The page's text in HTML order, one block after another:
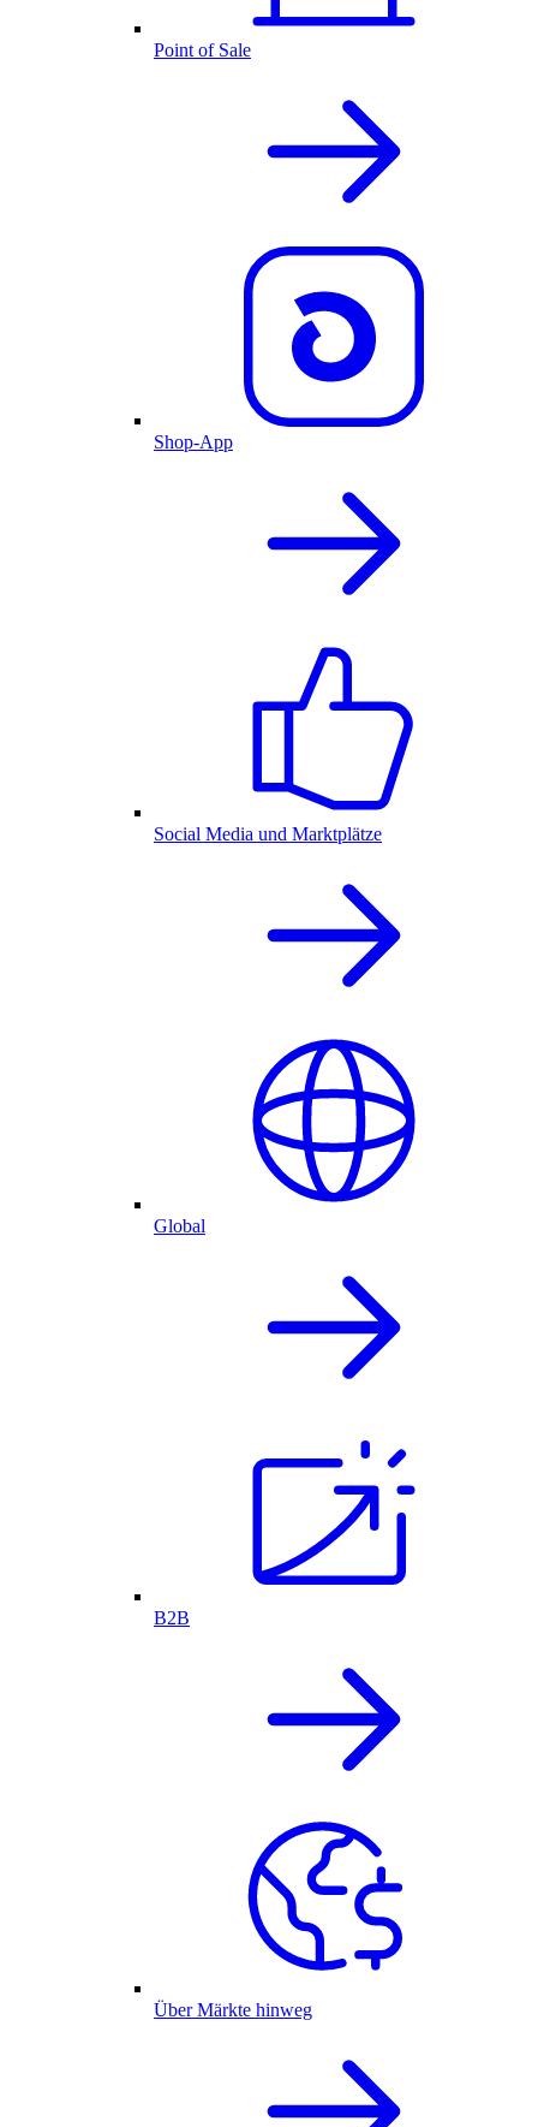
Point of Sale
Shop-App
Social Media und Marktplätze
Global
B2B
Über Märkte hinweg